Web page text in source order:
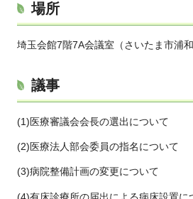
場所
埼玉会館7階7A会議室（さいたま市浦
議事
(1)医療審議会会長の選出について
(2)医療法人部会委員の指名について
(3)病院整備計画の変更について
(4)有床診療所の届出による病床設置に